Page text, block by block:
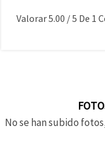
Valorar5.00 /5 De 1
No se han subido